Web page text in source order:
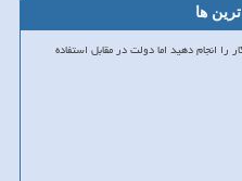
ترین ها
را انجام دهید اما دولت در مقابل استفاده